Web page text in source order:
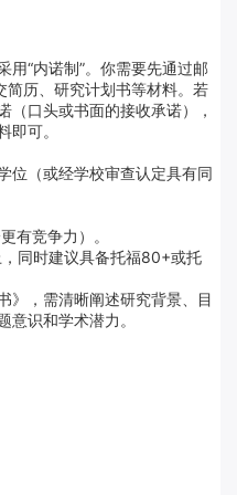
用“内诺制”。你需要先通过邮
简历、研究计划书等材料。若
（口头或书面的接收承诺），
即可。
位（或经学校审查认定具有同
有竞争力）。
同时建议具备托福80+或托
》，需清晰阐述研究背景、目
意识和学术潜力。